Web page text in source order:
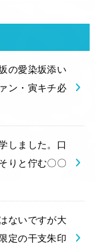
の愛染坂添い
ン・寅キチ必
しました。口
りと佇む〇〇
ないですが大
定の干支朱印